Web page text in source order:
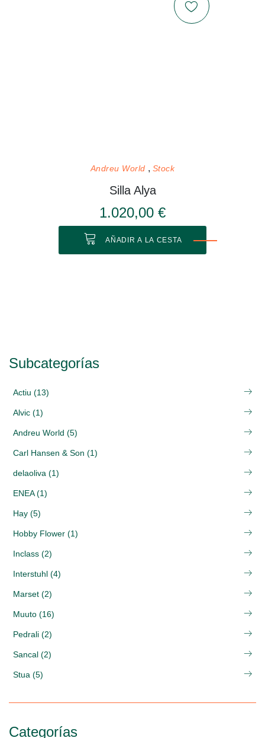
Andreu World Stock
Silla Alya
1.020,00 €
AÑADIR A LA CESTA
Subcategorías
Actiu (13)
Alvic (1)
Andreu World (5)
Carl Hansen & Son (1)
delaoliva (1)
ENEA (1)
Hay (5)
Hobby Flower (1)
Inclass (2)
Interstuhl (4)
Marset (2)
Muuto (16)
Pedrali (2)
Sancal (2)
Stua (5)
Categorías